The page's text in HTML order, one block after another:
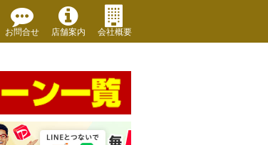
お問合せ 店舗案内 会社概要